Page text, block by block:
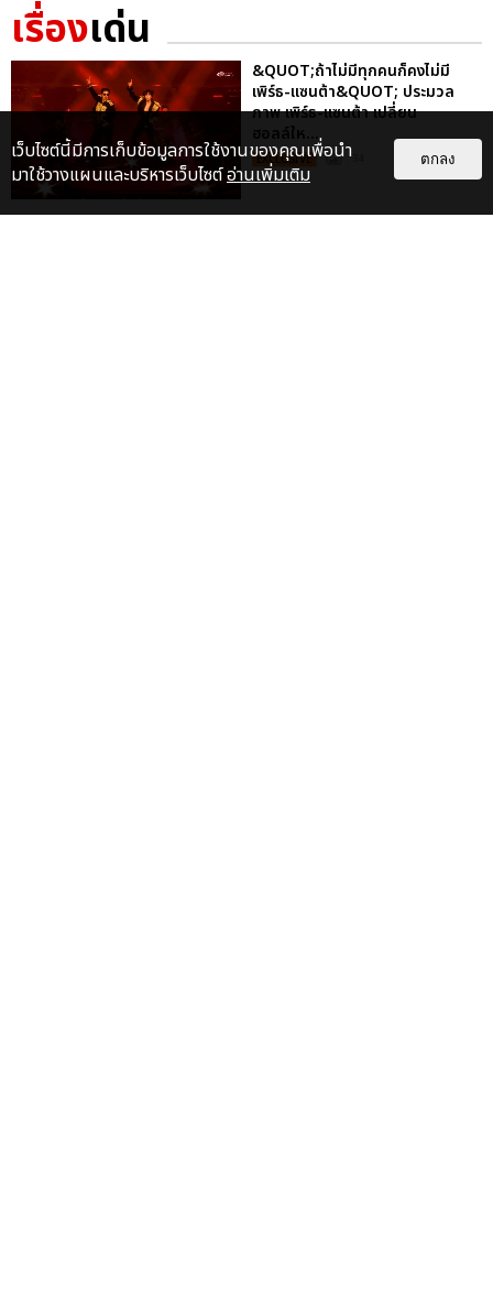
เรื่องเด่น
&QUOT;ถ้าไม่มีทุกคนก็คงไม่มี
เพิร์ธ-แซนต้า&QUOT; ประมวล
ภาพ เพิร์ธ-แซนต้า เปลี่ยน
ฮอลล์ให...
EXCLUSIVE : 34
เว็บไซต์นี้มีการเก็บข้อมูลการใช้งานของคุณเพื่อนำ
มาใช้วางแผนและบริหารเว็บไซต์อ่านเพิ่มเติม
ตกลง